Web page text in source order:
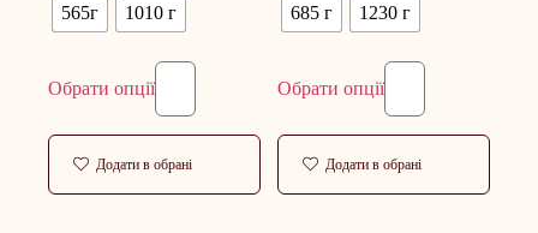
565г 1010 г
Обрати опції
Додати в обрані
685 г 1230 г
Обрати опції
Додати в обрані